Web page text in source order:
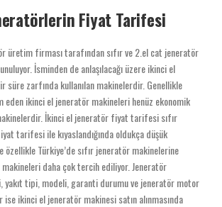
Fiyat Tarifesi
üretim firması tarafından sıfır ve 2.el cat jeneratör
İsminden de anlaşılacağı üzere ikinci el
zarfında kullanılan makinelerdir. Genellikle
eden ikinci el jeneratör makineleri henüz ekonomik
İkinci el jeneratör fiyat tarifesi sıfır
tarifesi ile kıyaslandığında oldukça düşük
özellikle Türkiye’de sıfır jeneratör makinelerine
daha çok tercih ediliyor. Jeneratör
yakıt tipi, modeli, garanti durumu ve jeneratör motor
ikinci el jeneratör makinesi satın alınmasında